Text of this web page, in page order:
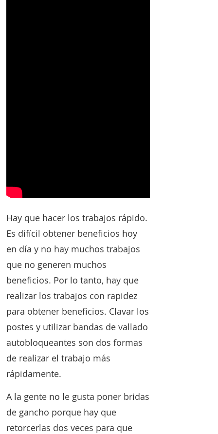
Hay que hacer los trabajos rápido.
Es difícil obtener beneficios hoy
en día y no hay muchos trabajos
que no generen muchos
beneficios. Por lo tanto, hay que
realizar los trabajos con rapidez
para obtener beneficios. Clavar los
postes y utilizar bandas de vallado
autobloqueantes son dos formas
de realizar el trabajo más
rápidamente.
A la gente no le gusta poner bridas
de gancho porque hay que
retorcerlas dos veces para que